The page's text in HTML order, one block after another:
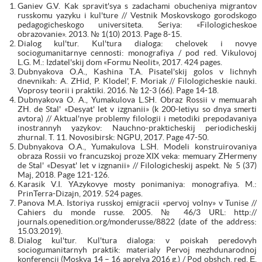
Ganiev G.V. Kak spravit'sya s zadachami obucheniya migrantov
russkomu yazyku i kul'ture // Vestnik Moskovskogo gorodskogo
pedagogicheskogo universiteta. Seriya: «Filologicheskoe
obrazovanie». 2013. № 1(10) 2013. Page 8-15.
Dialog kul'tur. Kul'tura dialoga: chelovek i novye
sociogumanitarnye cennosti: monografiya / pod red. Vikulovoj
L.G. M.: Izdatel'skij dom «Formu Neolit», 2017. 424 pages.
Dubnyakova O.A., Kashina T.A. Pisatel'skij golos v lichnyh
dnevnikah: A. ZHid, P. Klodel', F. Moriak // Filologicheskie nauki.
Voprosy teorii i praktiki. 2016. № 12-3 (66). Page 14-18.
Dubnyakova O. A., Yumakulova L.SH. Obraz Rossii v memuarah
ZH. de Stal' «Desyat' let v izgnanii» (k 200-letiyu so dnya smerti
avtora) // Aktual'nye problemy filologii i metodiki prepodavaniya
inostrannyh yazykov: Nauchno-prakticheskij periodicheskij
zhurnal. T. 11. Novosibirsk: NGPU, 2017. Page 47-50.
Dubnyakova O.A., Yumakulova L.SH. Modeli konstruirovaniya
obraza Rossii vo francuzskoj proze XIX veka: memuary ZHermeny
de Stal' «Desyat' let v izgnanii» // Filologicheskij aspekt. № 5 (37)
Maj, 2018. Page 121-126.
Karasik V.I. YAzykovye mosty ponimaniya: monografiya. M.:
PrinTerra-Dizajn, 2019. 524 pages.
Panova M.A. Istoriya russkoj emigracii «pervoj volny» v Tunise //
Cahiers du monde russe. 2005. № 46/3 URL: http://
journals.openedition.org/monderusse/8822 (date of the address:
15.03.2019).
Dialog kul'tur. Kul'tura dialoga: v poiskah peredovyh
sociogumanitarnyh praktik: materialy Pervoj mezhdunarodnoj
konferencii (Moskva 14 – 16 aprelya 2016 g.) / Pod obshch. red. Е.